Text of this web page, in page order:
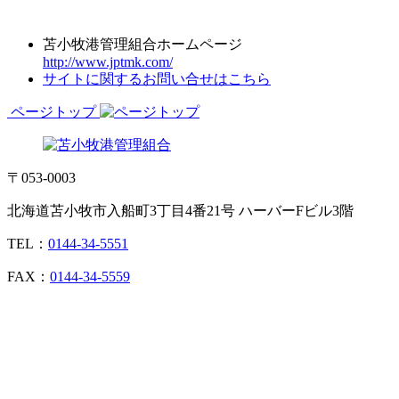
苫小牧港管理組合ホームページ
http://www.jptmk.com/
サイトに関するお問い合せはこちら
ページトップ
〒053-0003
北海道苫小牧市入船町3丁目4番21号 ハーバーFビル3階
TEL： 0144-34-5551
FAX： 0144-34-5559